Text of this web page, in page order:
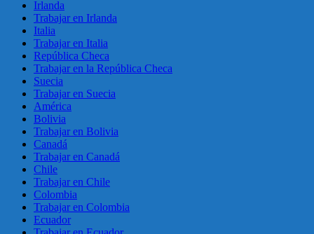
Irlanda
Trabajar en Irlanda
Italia
Trabajar en Italia
República Checa
Trabajar en la República Checa
Suecia
Trabajar en Suecia
América
Bolivia
Trabajar en Bolivia
Canadá
Trabajar en Canadá
Chile
Trabajar en Chile
Colombia
Trabajar en Colombia
Ecuador